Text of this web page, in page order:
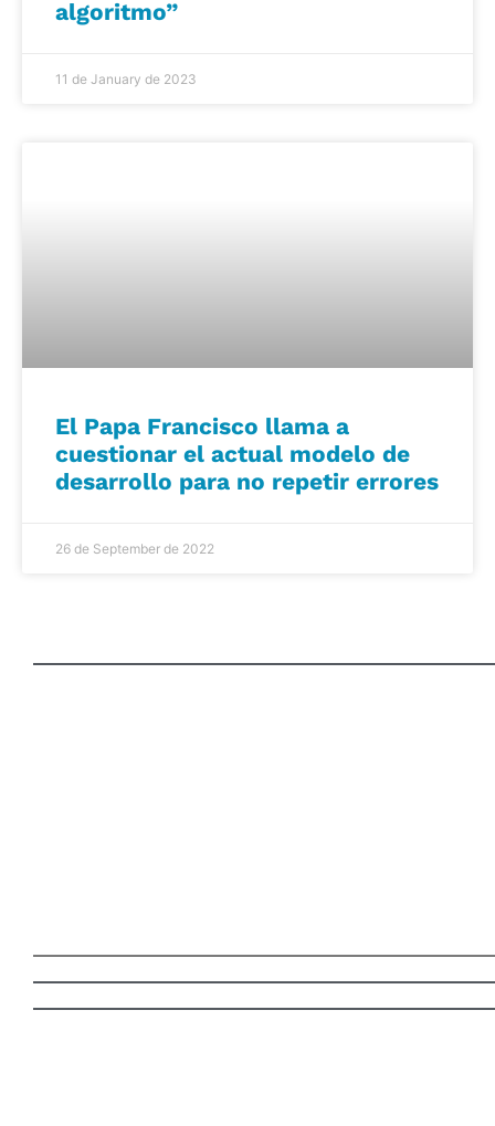
algoritmo”
11 de January de 2023
El Papa Francisco llama a
cuestionar el actual modelo de
desarrollo para no repetir errores
26 de September de 2022